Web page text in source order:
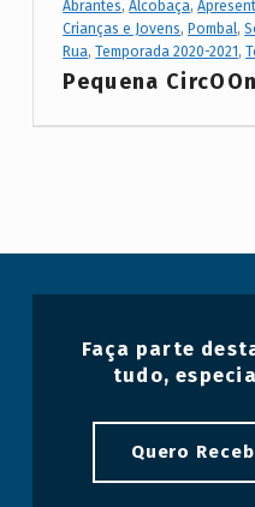
g
Abrantes,Alcobaça,
Crianças e Jovens,Pombal,
Rua,Temporada 2020-2021,
Pequena
Faça parte
tudo,
Quero